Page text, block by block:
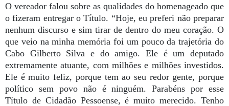
O vereador falou sobre as qualidades do homenageado que
o fizeram entregar o Título. “Hoje, eu preferi não preparar
nenhum discurso e sim tirar de dentro do meu coração. O
que veio na minha memória foi um pouco da trajetória do
Cabo Gilberto Silva e do amigo. Ele é um deputado
extremamente atuante, com milhões e milhões investidos.
Ele é muito feliz, porque tem ao seu redor gente, porque
político sem povo não é ninguém. Parabéns por esse
Título de Cidadão Pessoense, é muito merecido. Tenho